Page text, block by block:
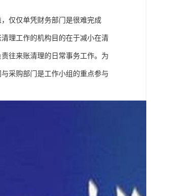
仅仅单凭财务部门是很难完成
理工作的机构目的在于减小在清
往来账清理的日常事务工作。为
采购部门是工作小组的重点参与